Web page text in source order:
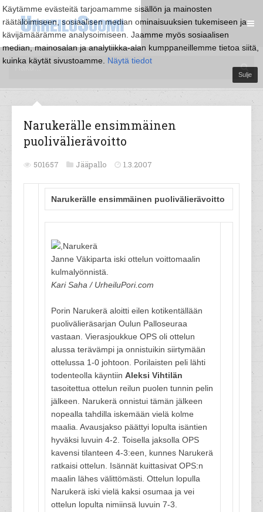
Käytämme evästeitä tarjoamamme sisällön ja mainosten
räätälöimiseen, sosiaalisen median ominaisuuksien tukemiseen ja
kävijämäärämme analysoimiseen. Jaamme myös sosiaalisen
median, mainosalan ja analytiikka-alan kumppaneillemme tietoa siitä,
kuinka käytät sivustoamme. Näytä tiedot
Sulje
Narukerälle ensimmäinen
puolivälierävoitto
501657 Jääpallo 1.3.2007
Narukerälle ensimmäinen puolivälierävoitto
Janne Väkiparta iski ottelun voittomaalin
kulmalyönnistä.
Kari Saha / UrheiluPori.com
Porin Narukerä aloitti eilen kotikentällään
puolivälieräsarjan Oulun Palloseuraa
vastaan. Vierasjoukkue OPS oli ottelun
alussa terävämpi ja onnistuikin siirtymään
ottelussa 1-0 johtoon. Porilaisten peli lähti
todenteolla käyntiin Aleksi Vihtilän
tasoitettua ottelun reilun puolen tunnin pelin
jälkeen. Narukerä onnistui tämän jälkeen
nopealla tahdilla iskemään vielä kolme
maalia. Avausjakso päättyi lopulta isäntien
hyväksi luvuin 4-2. Toisella jaksolla OPS
kavensi tilanteen 4-3:een, kunnes Narukerä
ratkaisi ottelun. Isännät kuittasivat OPS:n
maalin lähes välittömästi. Ottelun lopulla
Narukerä iski vielä kaksi osumaa ja vei
ottelun lopulta nimiinsä luvuin 7-3.